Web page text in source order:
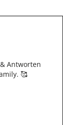
Antworten
🥰